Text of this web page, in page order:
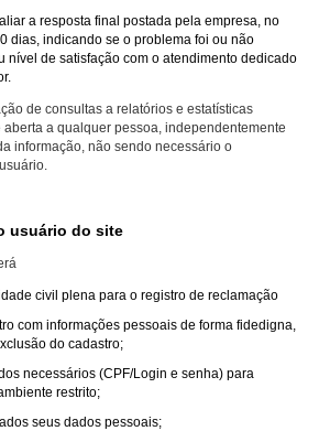
a resposta final postada pela empresa, no
dias, indicando se o problema foi ou não
nível de satisfação com o atendimento dedicado
de consultas a relatórios e estatísticas
a qualquer pessoa, independentemente
informação, não sendo necessário o
usuário do site
civil plena para o registro de reclamação
com informações pessoais de forma fidedigna,
do cadastro;
necessários (CPF/Login e senha) para
restrito;
seus dados pessoais;